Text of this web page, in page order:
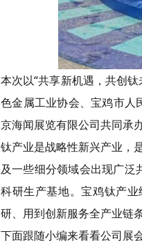
本次以“共享新机遇，共创
色金属工业协会、宝鸡市人
京海闻展览有限公司共同承办
钛产业是战略性新兴产业，
及一些细分领域会出现广泛
科研生产基地。宝鸡钛产
研、用到创新服务全产业链条
下面跟随小编来看看公司展